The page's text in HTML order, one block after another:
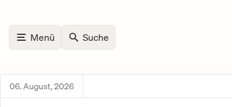
Menü Suche
06. August, 2026